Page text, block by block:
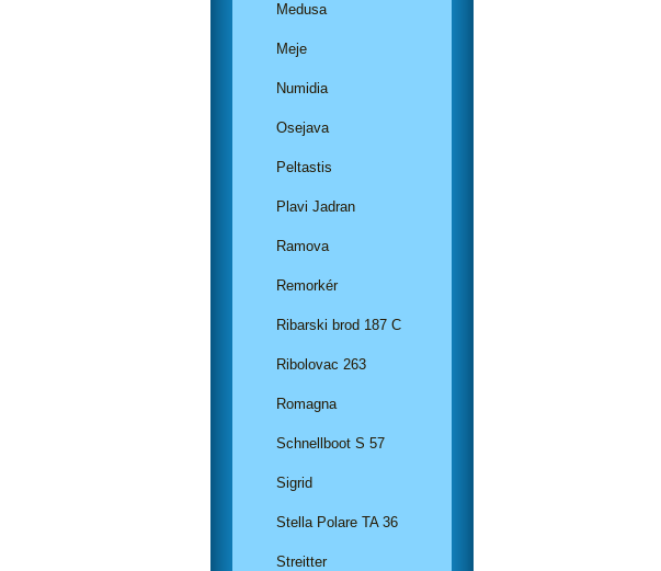
Medusa
Meje
Numidia
Osejava
Peltastis
Plavi Jadran
Ramova
Remorkér
Ribarski brod 187 C
Ribolovac 263
Romagna
Schnellboot S 57
Sigrid
Stella Polare TA 36
Streitter